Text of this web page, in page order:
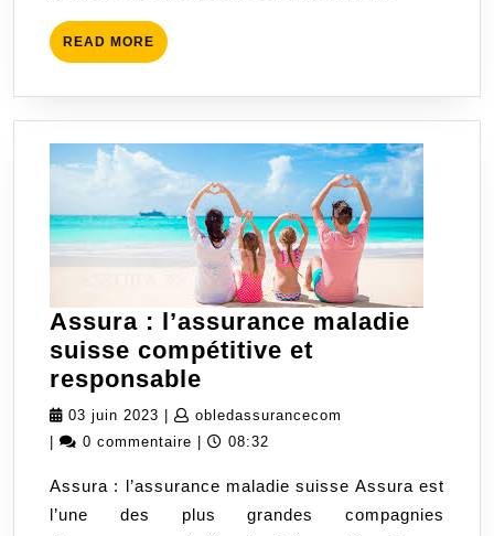
READ MORE READ
MORE
Assura : l’assurance maladie
suisse compétitive et
responsable
:
l’assurance
suisse
compétitive
03 juin 2023 03
juin
obledassurancecom
0 commentaire 08:32
Assura : l’assurance maladie suisse Assura est
l’une des plus grandes compagnies